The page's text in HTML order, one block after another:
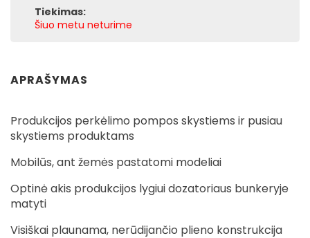
Tiekimas:
Šiuo metu neturime
APRAŠYMAS
Produkcijos perkėlimo pompos skystiems ir pusiau
skystiems produktams
Mobilūs, ant žemės pastatomi modeliai
Optinė akis produkcijos lygiui dozatoriaus bunkeryje
matyti
Visiškai plaunama, nerūdijančio plieno konstrukcija